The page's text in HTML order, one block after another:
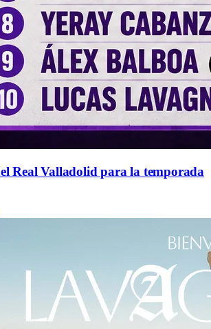
Real Valladolid para la temporada